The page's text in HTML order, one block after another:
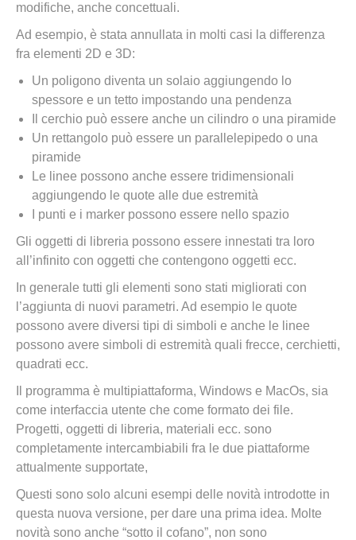
modifiche, anche concettuali.
Ad esempio, è stata annullata in molti casi la differenza
fra elementi 2D e 3D:
Un poligono diventa un solaio aggiungendo lo
spessore e un tetto impostando una pendenza
Il cerchio può essere anche un cilindro o una piramide
Un rettangolo può essere un parallelepipedo o una
piramide
Le linee possono anche essere tridimensionali
aggiungendo le quote alle due estremità
I punti e i marker possono essere nello spazio
Gli oggetti di libreria possono essere innestati tra loro
all’infinito con oggetti che contengono oggetti ecc.
In generale tutti gli elementi sono stati migliorati con
l’aggiunta di nuovi parametri. Ad esempio le quote
possono avere diversi tipi di simboli e anche le linee
possono avere simboli di estremità quali frecce, cerchietti,
quadrati ecc.
Il programma è multipiattaforma, Windows e MacOs, sia
come interfaccia utente che come formato dei file.
Progetti, oggetti di libreria, materiali ecc. sono
completamente intercambiabili fra le due piattaforme
attualmente supportate,
Questi sono solo alcuni esempi delle novità introdotte in
questa nuova versione, per dare una prima idea. Molte
novità sono anche “sotto il cofano”, non sono